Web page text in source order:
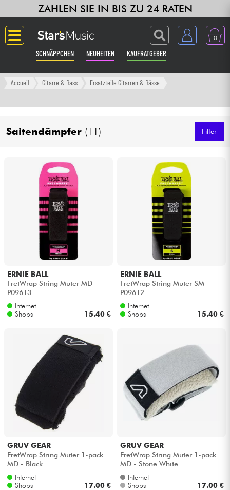
ZAHLEN SIE IN BIS ZU 24 RATEN
0
SCHNÄPPCHEN NEUHEITEN KAUFRATGEBER
Langue
Verstärker & Effekte
Synths & samplers
Studio
Kopfhörer
Licht
Blasinstrumente
Violinen & Quartett
Kinder
Kabel & Zubehöre
Accueil Gitarre & Bass Ersatzteile Gitarren & Bässe
Saitendämpfer (11) Filter
ERNIE BALL
FretWrap String Muter MD
P09613
Internet
Shops
15.40 €
ERNIE BALL
FretWrap String Muter SM
P09612
Internet
Shops
15.40 €
GRUV GEAR
FretWrap String Muter 1-pack
MD - Black
Internet
Shops
17.00 €
GRUV GEAR
FretWrap String Muter 1-pack
MD - Stone White
Internet
Shops
17.00 €